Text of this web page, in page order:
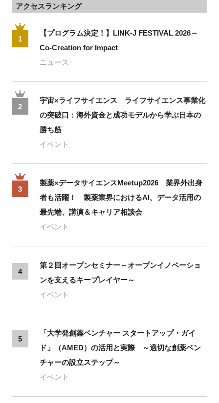
アクセスランキング
1
【プログラム決定！】LINK-J FESTIVAL 2026～
Co-Creation for Impact
ニュース
2
宇宙×ライフサイエンス ライフサイエンス事業化
の突破口：海外資金と成功モデルから学ぶ日本の
勝ち筋
イベント
3
製薬×データサイエンスMeetup2026 業界外出身
者も活躍！ 製薬業界におけるAI、データ活用の
最先端、講演＆キャリア相談会
イベント
4
第２回オープンセミナー～オープンイノベーショ
ンを支えるキープレイヤー～
イベント
5
「大学発創薬ベンチャー スタートアップ・ガイ
ド」（AMED）の活用と実際 ～適切な創薬ベン
チャーの設立ステップ～
イベント